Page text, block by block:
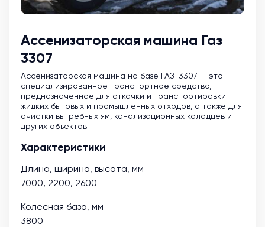
Ассенизаторская машина Газ
3307
Ассенизаторская машина на базе ГАЗ-3307 — это
специализированное транспортное средство,
предназначенное для откачки и транспортировки
жидких бытовых и промышленных отходов, а также для
очистки выгребных ям, канализационных колодцев и
других объектов.
Характеристики
Длина, ширина, высота, мм
7000, 2200, 2600
Колесная база, мм
3800